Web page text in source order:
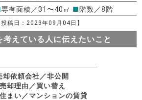
専有面積／31〜40㎡ ■階数／8階
投稿日：2023年09月04日】
考えている人に伝えたいこと
却依頼会社／非公開
売却理由／買い替え
まい／マンションの賃貸